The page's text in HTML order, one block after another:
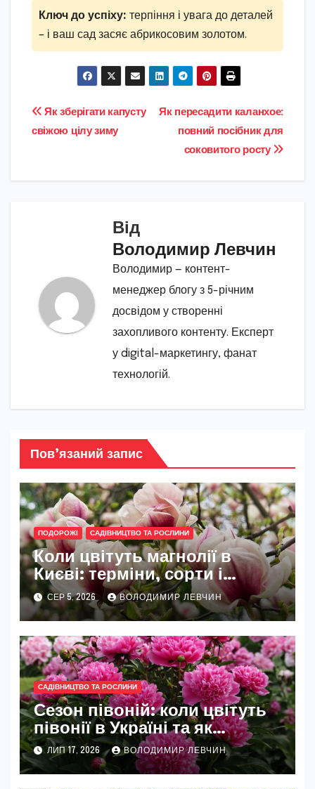
Ключ до успіху: терпіння і увага до деталей
– і ваш сад засяє абрикосовим золотом.
Навігація
записів
Як пересадити каланхое:
повний посібник для
соковитого росту
Як зберігати капусту
свіжою цілу зиму
Від
Володимир Левчин
Володимир — контент-
менеджер блогу з 5-річним
досвідом у створенні
захопливого контенту. Експерт
у digital-маркетингу, фанат
технологій.
Пов’язаний запис
ПОДОРОЖІ САДІВНИЦТВО ТА РОСЛИНИ
Коли цвітуть магнолії в
Києві: терміни, сорти і
найкращі місця
СЕР 5, 2026 ВОЛОДИМИР ЛЕВЧИН
САДІВНИЦТВО ТА РОСЛИНИ
Сезон півоній: коли цвітуть
півонії в Україні та як
розкрити їхню повну красу
ЛИП 17, 2026 ВОЛОДИМИР ЛЕВЧИН